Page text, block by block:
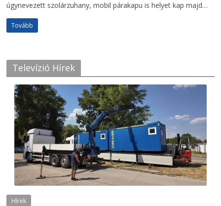
úgynevezett szolárzuhany, mobil párakapu is helyet kap majd…
Tovább
Televízió Hírek
Hírek